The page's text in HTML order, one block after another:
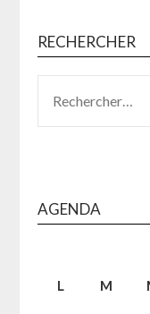
RECHERCHER
AGENDA
L M